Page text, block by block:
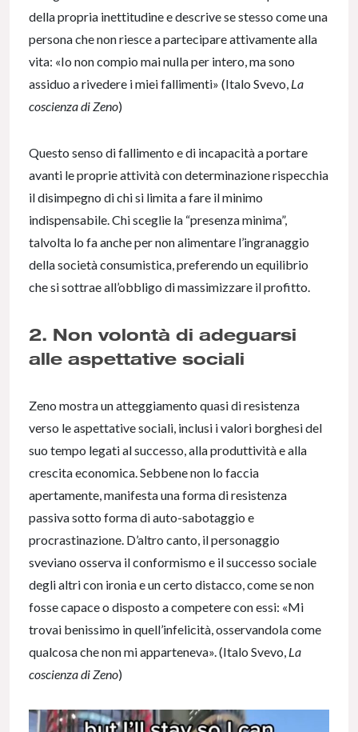
della propria inettitudine e descrive se stesso come una
persona che non riesce a partecipare attivamente alla
vita: «Io non compio mai nulla per intero, ma sono
assiduo a rivedere i miei fallimenti» (Italo Svevo, La
coscienza di Zeno)
Questo senso di fallimento e di incapacità a portare
avanti le proprie attività con determinazione rispecchia
il disimpegno di chi si limita a fare il minimo
indispensabile. Chi sceglie la “presenza minima”,
talvolta lo fa anche per non alimentare l’ingranaggio
della società consumistica, preferendo un equilibrio
che si sottrae all’obbligo di massimizzare il profitto.
2. Non volontà di adeguarsi
alle aspettative sociali
Zeno mostra un atteggiamento quasi di resistenza
verso le aspettative sociali, inclusi i valori borghesi del
suo tempo legati al successo, alla produttività e alla
crescita economica. Sebbene non lo faccia
apertamente, manifesta una forma di resistenza
passiva sotto forma di auto-sabotaggio e
procrastinazione. D’altro canto, il personaggio
sveviano osserva il conformismo e il successo sociale
degli altri con ironia e un certo distacco, come se non
fosse capace o disposto a competere con essi: «Mi
trovai benissimo in quell’infelicità, osservandola come
qualcosa che non mi apparteneva». (Italo Svevo, La
coscienza di Zeno)